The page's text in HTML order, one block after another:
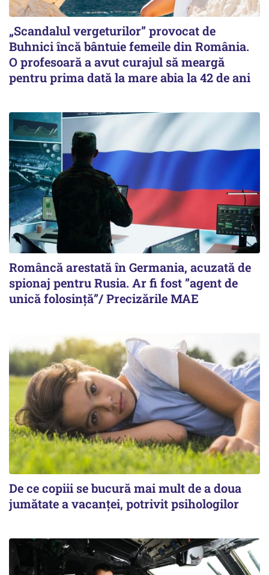
„Scandalul vergeturilor” provocat de
Buhnici încă bântuie femeile din România.
O profesoară a avut curajul să meargă
pentru prima dată la mare abia la 42 de ani
Româncă arestată în Germania, acuzată de
spionaj pentru Rusia. Ar fi fost ”agent de
unică folosință”/ Precizările MAE
De ce copiii se bucură mai mult de a doua
jumătate a vacanței, potrivit psihologilor